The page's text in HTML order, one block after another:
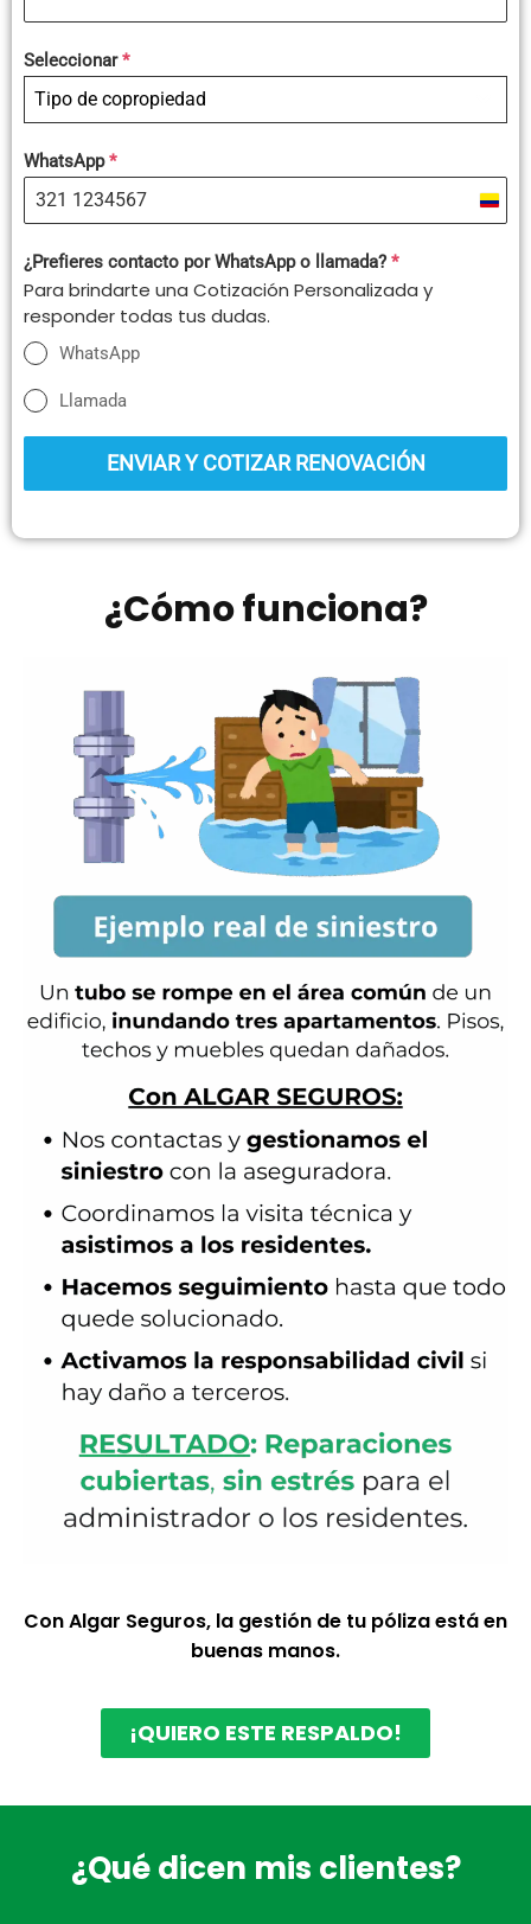
Seleccionar*
Tipo de copropiedad
WhatsApp*
¿Prefieres contacto por WhatsApp o llamada? *
Para brindarte una Cotización Personalizada y
responder todas tus dudas.
WhatsApp
Llamada
ENVIAR Y COTIZAR RENOVACIÓN
¿Cómo funciona?
Con Algar Seguros, la gestión de tu póliza está en
buenas manos.
¡QUIERO ESTE RESPALDO!
¿Qué dicen mis clientes?